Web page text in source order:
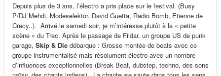
Depuis plus de 3 ans, l’électro a pris place sur le festival. (Busy
P/DJ Mehdi, Modeselektor, David Guetta, Radio Bomb, Etienne de
Crecy..). Arrivé le samedi soir, je m’intéresse plutôt à la « petite
scène » du Trec. Après le passage de Fildar, un groupe US de punk
garage, Skip & Die débarque : Grosse montée de beats avec ce
groupe instrumentalisé mais résolument électro avec un nombre
d’influences exceptionnelles (Break Beat, dubstep, techno, des sons